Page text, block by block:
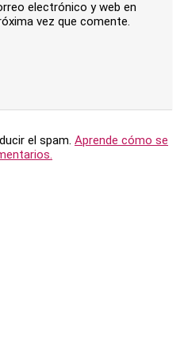
electrónico y web en
vez que comente.
el spam. Aprende cómo se